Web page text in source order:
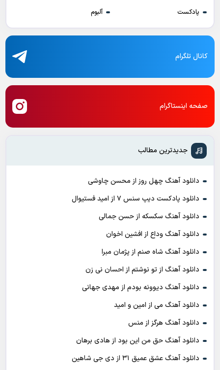
پادکست
آلبوم
کانال تلگرام
صفحه اینستاگرام
جدیدترین مطالب
دانلود آهنگ چهل روز از محسن چاوشی
دانلود پادکست ديپ سنس ۷ از اميد فستيوال
دانلود آهنگ سکسکه از حسن جمالی
دانلود آهنگ وداع از افشين اخوان
دانلود آهنگ شاه صنم از پژمان مبرا
دانلود آهنگ از تو نوشتم از احسان نی زن
دانلود آهنگ دیوونه بودم از مهدی جهانی
دانلود آهنگ می از امین و امید
دانلود آهنگ هرگز از منس
دانلود آهنگ حق من این بود از هادی برهان
دانلود آهنگ عشق عمیق ۳۱ از دی جی شاهین